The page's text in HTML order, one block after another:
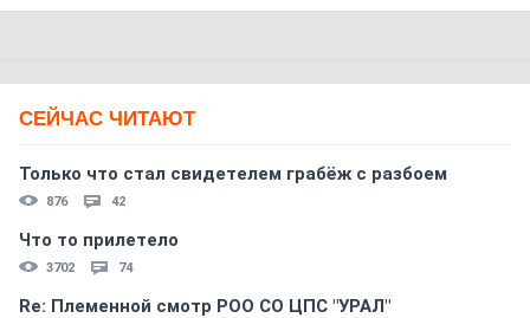
СЕЙЧАС ЧИТАЮТ
Только что стал свидетелем грабёж с разбоем
876 42
Что то прилетело
3702 74
Re: Племеннoй смoтр РOO CO ЦПС "УРАЛ"